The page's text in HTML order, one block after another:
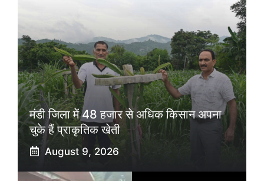
मंडी जिला में 48 हजार से अधिक किसान अपना
चुके हैं प्राकृतिक खेती
August 9, 2026